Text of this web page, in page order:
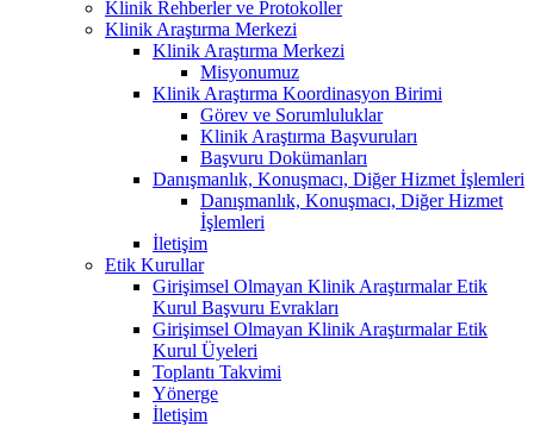
Klinik Rehberler ve Protokoller
Klinik Araştırma Merkezi
Klinik Araştırma Merkezi
Misyonumuz
Klinik Araştırma Koordinasyon Birimi
Görev ve Sorumluluklar
Klinik Araştırma Başvuruları
Başvuru Dokümanları
Danışmanlık, Konuşmacı, Diğer Hizmet İşlemleri
Danışmanlık, Konuşmacı, Diğer Hizmet
İşlemleri
İletişim
Etik Kurullar
Girişimsel Olmayan Klinik Araştırmalar Etik
Kurul Başvuru Evrakları
Girişimsel Olmayan Klinik Araştırmalar Etik
Kurul Üyeleri
Toplantı Takvimi
Yönerge
İletişim